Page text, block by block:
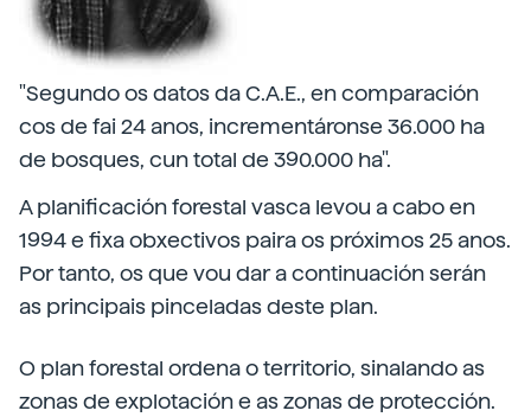
"Segundo os datos da C.A.E., en comparación
cos de fai 24 anos, incrementáronse 36.000 ha
de bosques, cun total de 390.000 ha".
A planificación forestal vasca levou a cabo en
1994 e fixa obxectivos paira os próximos 25 anos.
Por tanto, os que vou dar a continuación serán
as principais pinceladas deste plan.
O plan forestal ordena o territorio, sinalando as
zonas de explotación e as zonas de protección.